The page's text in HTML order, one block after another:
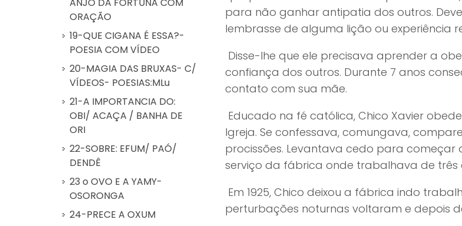
para não ganhar antipatia dos outros.
lembrasse de alguma lição ou experiência
Disse-lhe que ele precisava aprender a
confiança dos outros. Durante 7 anos
contato com sua mãe.
Educado na fé católica, Chico Xavier
Igreja. Se confessava, comungava,
procissões. Levantava cedo para
serviço da fábrica onde trabalhava de
Em 1925, Chico deixou a fábrica indo
perturbações noturnas voltaram e depois
ORAÇÃO
19-QUE CIGANA É ESSA?-
POESIA COM VÍDEO
20-MAGIA DAS BRUXAS- C/
VÍDEOS- POESIAS:MLu
21-A IMPORTANCIA DO:
OBI/ ACAÇA / BANHA DE
ORI
22-SOBRE: EFUM/ PAÓ/
DENDÊ
23 o OVO E A YAMY-
OSORONGA
24-PRECE A OXUM